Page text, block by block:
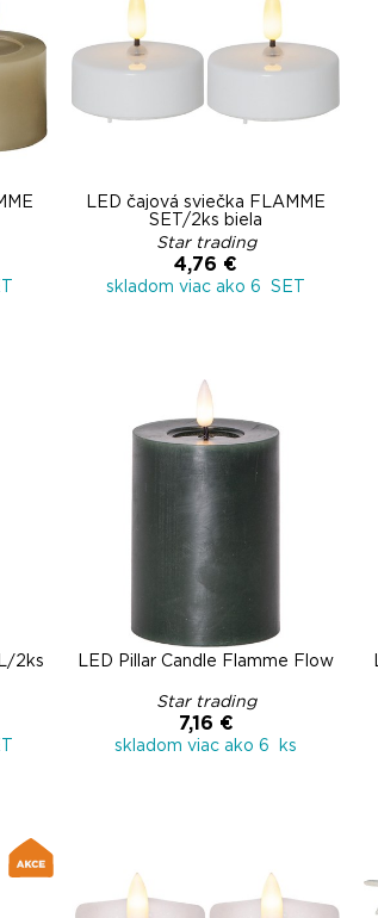
LED čajová sviečka FLAMME
SET/2ks biela
Star trading
4,76 €
skladom viac ako 6 SET
2ks
LED Pillar Candle Flamme Flow
Star trading
7,16 €
skladom viac ako 6 ks